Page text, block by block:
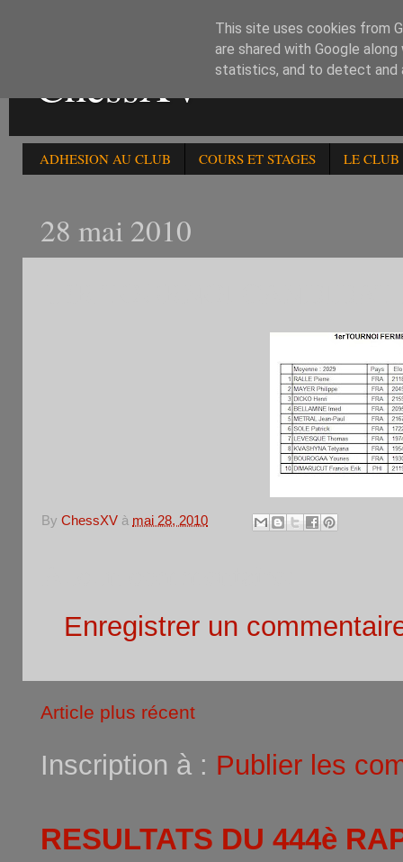
ChessXV
ADHESION AU CLUB COURS ET STAGES LE CLUB
28 mai 2010
By ChessXV à mai 28, 2010
Enregistrer un
Article plus récent
Inscription à : Publier les
RESULTATS DU 444è
This site uses cookies from
are shared with Google
statistics, and to detect and